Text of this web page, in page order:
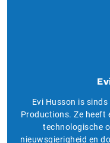
Evi Husson is
Productions. Ze heeft
technologische
nieuwsgierigheid en